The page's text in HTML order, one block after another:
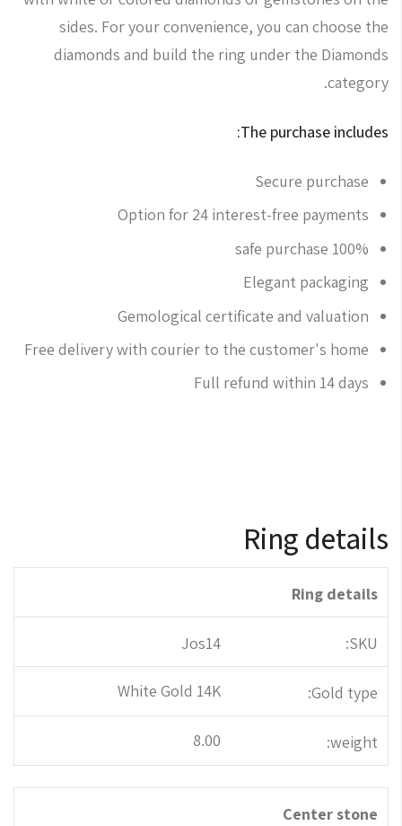
sides. For your convenience, you can choose the
diamonds and build the ring under the Diamonds
category.
The purchase includes:
Secure purchase
Option for 24 interest-free payments
100% safe purchase
Elegant packaging
Gemological certificate and valuation
Free delivery with courier to the customer's home
Full refund within 14 days
Ring details
Ring details
SKU:
Jos14
Gold type:
White Gold 14K
weight:
8.00
Center stone